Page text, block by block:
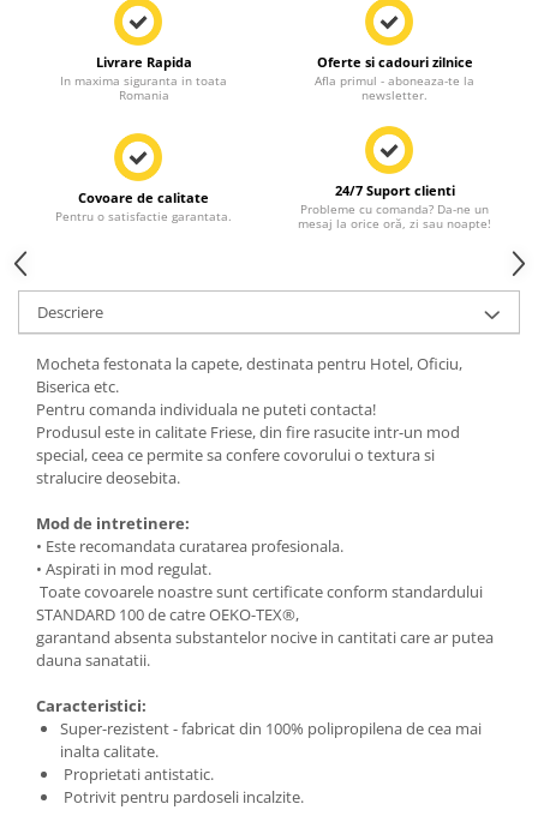
Livrare Rapida
In maxima siguranta in toata
Romania
Oferte si cadouri zilnice
Afla primul - aboneaza-te la
newsletter.
Covoare de calitate
Pentru o satisfactie garantata.
24/7 Suport clienti
Probleme cu comanda? Da-ne un
mesaj la orice oră, zi sau noapte!
Descriere
Mocheta festonata la capete, destinata pentru Hotel, Oficiu,
Biserica etc.
Pentru comanda individuala ne puteti contacta!
Produsul este in calitate Friese, din fire rasucite intr-un mod
special, ceea ce permite sa confere covorului o textura si
stralucire deosebita.
Mod de intretinere:
• Este recomandata curatarea profesionala.
• Aspirati in mod regulat.
Toate covoarele noastre sunt certificate conform standardului
STANDARD 100 de catre OEKO-TEX®,
garantand absenta substantelor nocive in cantitati care ar putea
dauna sanatatii.
Caracteristici:
Super-rezistent - fabricat din 100% polipropilena de cea mai
inalta calitate.
Proprietati antistatic.
Potrivit pentru pardoseli incalzite.